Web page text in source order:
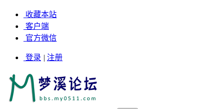
收藏本站
客户端
官方微信
登录 | 注册